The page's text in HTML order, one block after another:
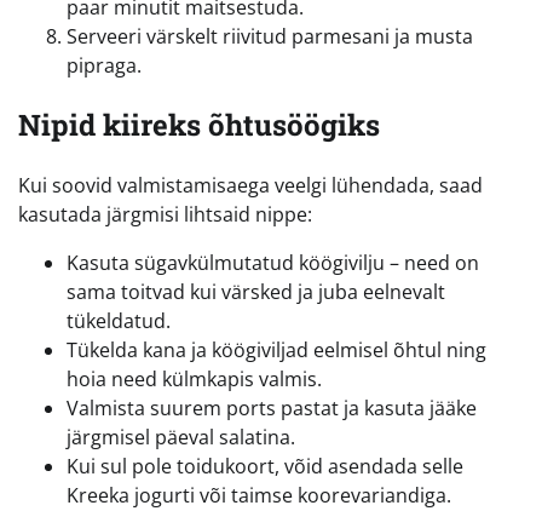
paar minutit maitsestuda.
Serveeri värskelt riivitud parmesani ja musta
pipraga.
Nipid kiireks õhtusöögiks
Kui soovid valmistamisaega veelgi lühendada, saad
kasutada järgmisi lihtsaid nippe:
Kasuta sügavkülmutatud köögivilju – need on
sama toitvad kui värsked ja juba eelnevalt
tükeldatud.
Tükelda kana ja köögiviljad eelmisel õhtul ning
hoia need külmkapis valmis.
Valmista suurem ports pastat ja kasuta jääke
järgmisel päeval salatina.
Kui sul pole toidukoort, võid asendada selle
Kreeka jogurti või taimse koorevariandiga.